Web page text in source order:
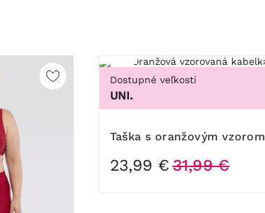
Dostupné veľkosti
UNI.
Taška s oranžovým vzorom
23,99 € 31,99 €